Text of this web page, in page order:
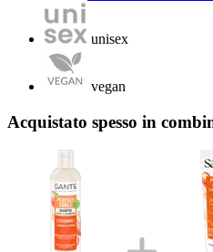
unisex
vegan
Acquistato spesso in